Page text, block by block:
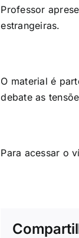
Professor
estrangeiras.
O material é
debate as
Para acessar o